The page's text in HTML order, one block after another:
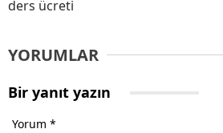
ders ücreti
YORUMLAR
Bir yanıt yazın
Yorum *